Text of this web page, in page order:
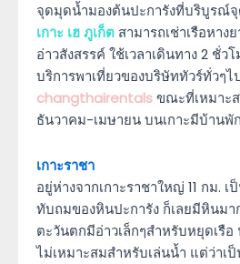
จุดมุดน้ำมองต้นปะการังที่บริบูรณ์จุ
เกาะ เฮ ภูเก็ต สามารถเช่าเรือหาง
อ่าวสังสรรค์ ใช้เวลาเดินทาง 2 ชั่ว
บริการพาเที่ยวของบริษัททัวร์ทั่วๆไ
changthairentalsขณะที่เหมาะ
ธันวาคม-เมษายน บนเกาะมีบ้านพั
เกาะราชา
อยู่ห่างจากเกาะราชาใหญ่ 11 กม. เ
ทับถมของหินปะการัง ก็เลยมีหินมา
ตะวันตกมีอ่าวเล็กๆสำหรับหยุดเรือ
ไม่เหมาะสมสำหรับเล่นน้ำ แต่ว่าเ